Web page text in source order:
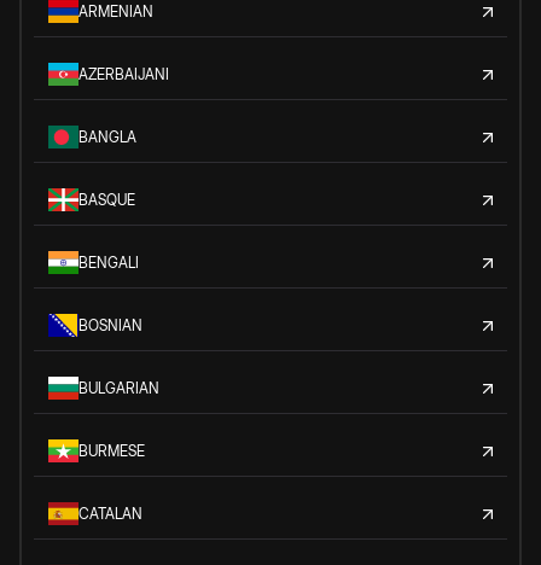
ARMENIAN
AZERBAIJANI
BANGLA
BASQUE
BENGALI
BOSNIAN
BULGARIAN
BURMESE
CATALAN